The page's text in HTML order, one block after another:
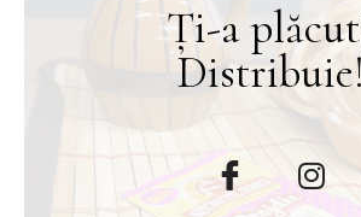
Ți-a
Distribuie!